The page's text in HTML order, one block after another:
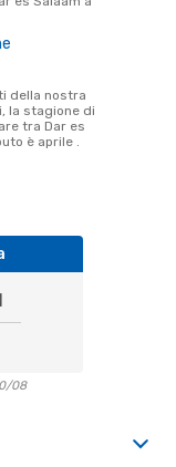
la stagione di
tra Dar es
è aprile .
08